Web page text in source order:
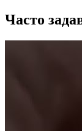
Часто